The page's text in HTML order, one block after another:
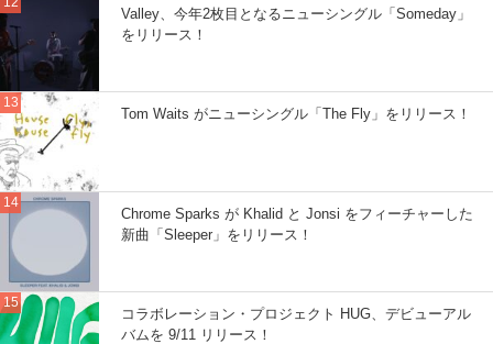
Valley、今年2枚目となるニューシングル「Someday」
をリリース！
Tom Waits がニューシングル「The Fly」をリリース！
Chrome Sparks が Khalid と Jonsi をフィーチャーした
新曲「Sleeper」をリリース！
コラボレーション・プロジェクト HUG、デビューアル
バムを 9/11 リリース！